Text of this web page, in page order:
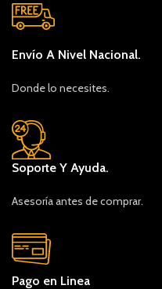
Envío A Nivel Nacional.
Donde lo necesites.
Soporte Y Ayuda.
Asesoría antes de comprar.
Pago en Linea